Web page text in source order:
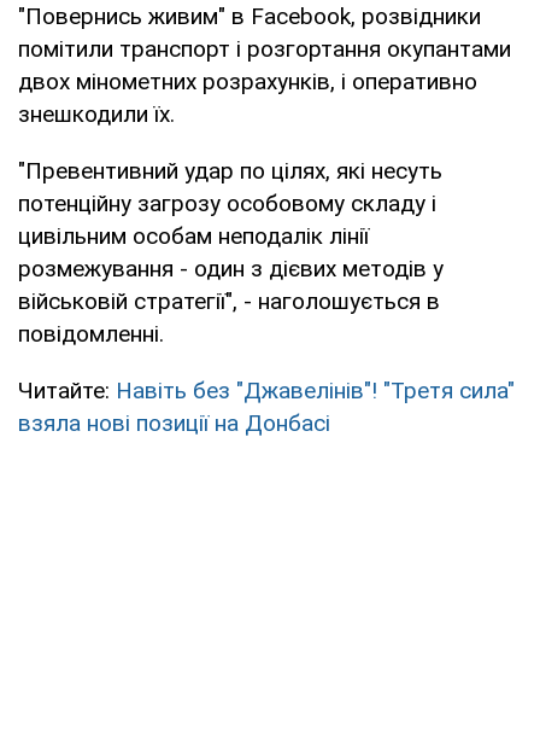
"Повернись живим" в Facebook, розвідники
помітили транспорт і розгортання окупантами
двох мінометних розрахунків, і оперативно
знешкодили їх.
"Превентивний удар по цілях, які несуть
потенційну загрозу особовому складу і
цивільним особам неподалік лінії
розмежування - один з дієвих методів у
військовій стратегії", - наголошується в
повідомленні.
Читайте: Навіть без "Джавелінів"! "Третя сила"
взяла нові позиції на Донбасі